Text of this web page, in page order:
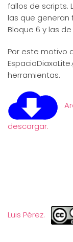
fallos de scripts.
las que generan
Bloque 6 y las
Por este motivo
herramientas.
descargar.
Luis Pérez.